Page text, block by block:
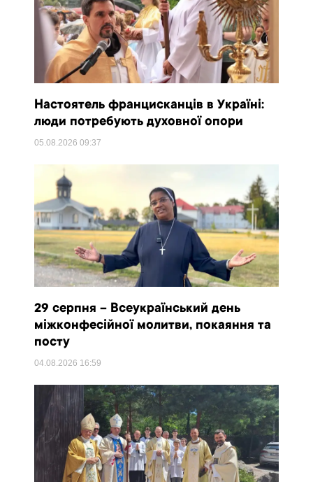
Настоятель францисканців в Україні:
люди потребують духовної опори
05.08.202609:37
29 серпня – Всеукраїнський день
міжконфесійної молитви, покаяння та
посту
04.08.2026 16:59